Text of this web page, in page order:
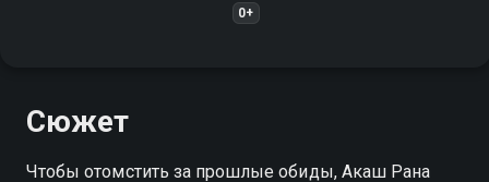
0+
Сюжет
Чтобы отомстить за прошлые обиды, Акаш Рана